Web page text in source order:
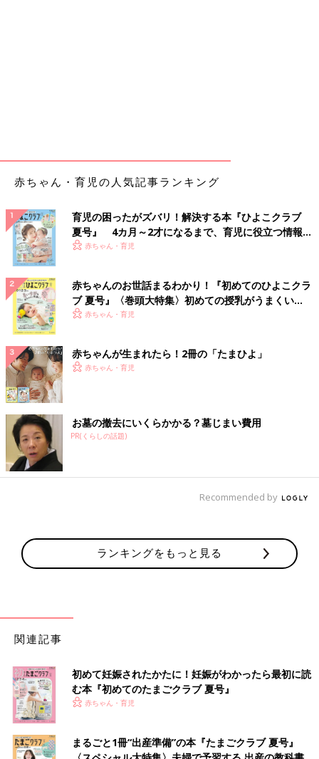
赤ちゃん・育児の人気記事ランキング
育児の困ったがズバリ！解決する本『ひよこクラブ
夏号』 4カ月～2才になるまで、育児に役立つ情報が
いっぱい！
赤ちゃん・育児
赤ちゃんのお世話まるわかり！『初めてのひよこクラ
ブ 夏号』〈巻頭大特集〉初めての授乳がうまくい
く！ おっぱい・ミルクの基本と夏のトラブル 解決テ
赤ちゃん・育児
赤ちゃんが生まれたら！2冊の「たまひよ」
赤ちゃん・育児
お墓の撤去にいくらかかる？墓じまい費用
PR(くらしの話題)
Recommended by
ランキングをもっと見る
関連記事
初めて妊娠されたかたに！妊娠がわかったら最初に読
む本『初めてのたまごクラブ 夏号』
赤ちゃん・育児
まるごと1冊“出産準備”の本『たまごクラブ 夏号』